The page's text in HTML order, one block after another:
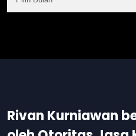
Rivan Kurniawan